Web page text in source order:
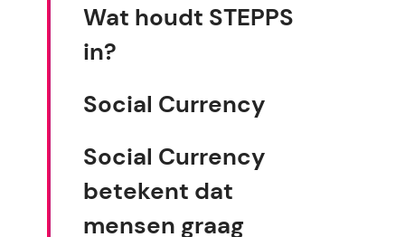
Wat houdt STEPPS
in?
Social Currency
Social Currency
betekent dat
mensen graag